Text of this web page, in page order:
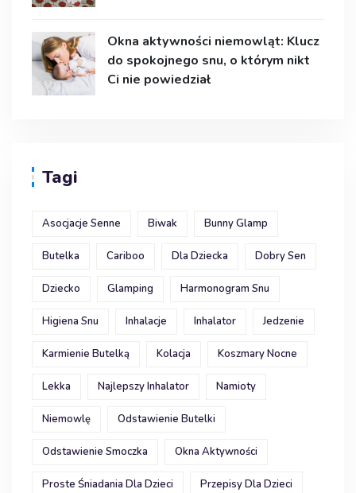
Okna aktywności niemowląt: Klucz
do spokojnego snu, o którym nikt
Ci nie powiedział
Tagi
Asocjacje Senne Biwak Bunny Glamp
Butelka Cariboo Dla Dziecka Dobry Sen
Dziecko Glamping Harmonogram Snu
Higiena Snu Inhalacje Inhalator Jedzenie
Karmienie Butelką Kolacja Koszmary Nocne
Lekka Najlepszy Inhalator Namioty
Niemowlę Odstawienie Butelki
Odstawienie Smoczka Okna Aktywności
Proste Śniadania Dla Dzieci Przepisy Dla Dzieci